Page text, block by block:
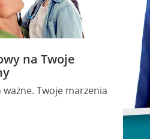
na Twoje
Twoje marzenia